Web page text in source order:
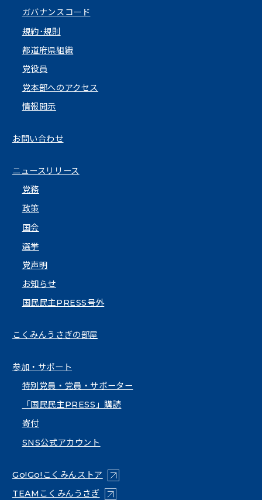
ガバナンスコード
規約･規則
都道府県組織
党役員
党本部へのアクセス
情報開示
お問い合わせ
ニュースリリース
党務
政策
国会
選挙
党声明
お知らせ
国民民主PRESS号外
こくみんうさぎの部屋
参加・サポート
特別党員・党員・サポーター
「国民民主PRESS」購読
寄付
SNS公式アカウント
Go!Go!こくみんストア （新しいタブで開く）
TEAMこくみんうさぎ（新しいタブで開く）